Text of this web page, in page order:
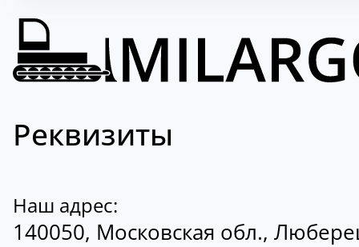
Реквизиты
Наш адрес:
140050, Московская обл.,